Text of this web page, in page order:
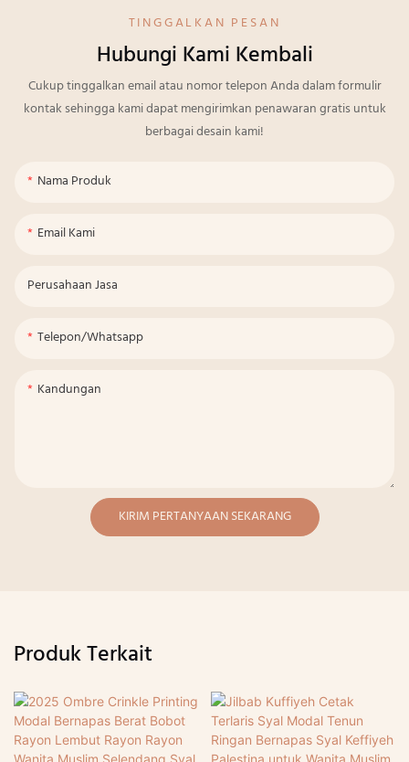
TINGGALKAN PESAN
Hubungi Kami Kembali
Cukup tinggalkan email atau nomor telepon Anda dalam formulir
kontak sehingga kami dapat mengirimkan penawaran gratis untuk
berbagai desain kami!
Nama Produk
Email Kami
Perusahaan Jasa
Telepon/whatsapp
Kandungan
KIRIM PERTANYAAN SEKARANG
Produk Terkait